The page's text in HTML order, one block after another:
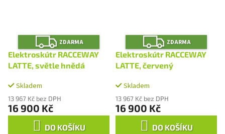
Z
D
A
R
M
ZDARMA
Elektroskútr RACCEWAY
LATTE, světle hnědá
Skladem
13 967 Kč bez DPH
16 900 Kč
DO KOŠÍKU
Z
D
A
R
M
A
ZDARMA
Elektroskútr RACCEWAY
LATTE, červený
Skladem
13 967 Kč bez DPH
16 900 Kč
DO KOŠÍKU